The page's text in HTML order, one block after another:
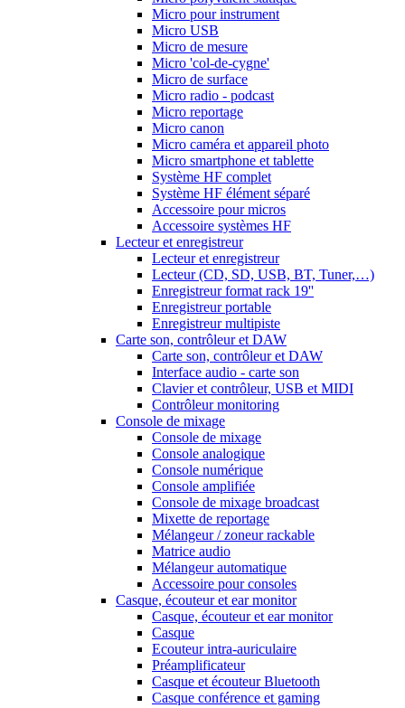
Micro pour instrument
Micro USB
Micro de mesure
Micro 'col-de-cygne'
Micro de surface
Micro radio - podcast
Micro reportage
Micro canon
Micro caméra et appareil photo
Micro smartphone et tablette
Système HF complet
Système HF élément séparé
Accessoire pour micros
Accessoire systèmes HF
Lecteur et enregistreur
Lecteur et enregistreur
Lecteur (CD, SD, USB, BT, Tuner,…)
Enregistreur format rack 19''
Enregistreur portable
Enregistreur multipiste
Carte son, contrôleur et DAW
Carte son, contrôleur et DAW
Interface audio - carte son
Clavier et contrôleur, USB et MIDI
Contrôleur monitoring
Console de mixage
Console de mixage
Console analogique
Console numérique
Console amplifiée
Console de mixage broadcast
Mixette de reportage
Mélangeur / zoneur rackable
Matrice audio
Mélangeur automatique
Accessoire pour consoles
Casque, écouteur et ear monitor
Casque, écouteur et ear monitor
Casque
Ecouteur intra-auriculaire
Préamplificateur
Casque et écouteur Bluetooth
Casque conférence et gaming